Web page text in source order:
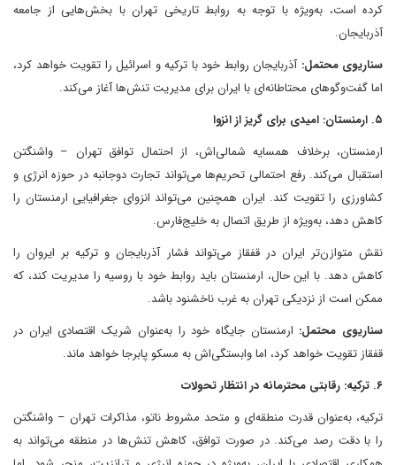
کرده است، به‌ویژه با توجه به روابط تاریخی تهران با بخش‌هایی از جامعه
آذربایجان.
سناریوی محتمل: آذربایجان روابط خود با ترکیه و اسرائیل را تقویت خواهد کرد،
اما گفت‌وگوهای محتاطانه‌ای با ایران برای مدیریت تنش‌ها آغاز می‌کند.
۵. ارمنستان: امیدی برای گریز از انزوا
ارمنستان، برخلاف همسایه شمالی‌اش، از احتمال توافق تهران – واشنگتن
استقبال می‌کند. رفع احتمالی تحریم‌ها می‌تواند تجارت دوجانبه در حوزه انرژی و
کشاورزی را تقویت کند. ایران همچنین می‌تواند انزوای جغرافیایی ارمنستان را
کاهش دهد، به‌ویژه از طریق اتصال به خلیج‌فارس.
نقش متوازن‌تر ایران در قفقاز می‌تواند فشار آذربایجان و ترکیه بر ایروان را
کاهش دهد. با این حال، ارمنستان باید روابط خود با روسیه را مدیریت کند، که
ممکن است از نزدیکی تهران به غرب ناخشنود باشد.
سناریوی محتمل: ارمنستان جایگاه خود را به‌عنوان شریک اقتصادی ایران در
قفقاز تقویت خواهد کرد، اما وابستگی‌اش به مسکو پابرجا خواهد ماند.
۶. ترکیه: رقابتی محترمانه در انتظار تحولات
ترکیه، به‌عنوان قدرت منطقه‌ای و متحد مشروط ناتو، مذاکرات تهران – واشنگتن
را با دقت رصد می‌کند. در صورت توافق، کاهش تنش‌ها در منطقه می‌تواند به